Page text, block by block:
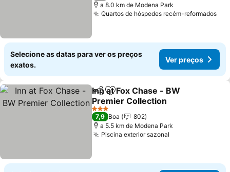
a 8.0 km de Modena Park
Quartos de hóspedes recém-reformados
Selecione as datas para ver os preços
exatos.
Ver preços
PartilharAdicionar aos favoritos
Inn at Fox Chase - BW
Premier Collection
Ver preços
3 Estrelas
7,9 Boa
802
a 5.5 km de Modena Park
Piscina exterior sazonal